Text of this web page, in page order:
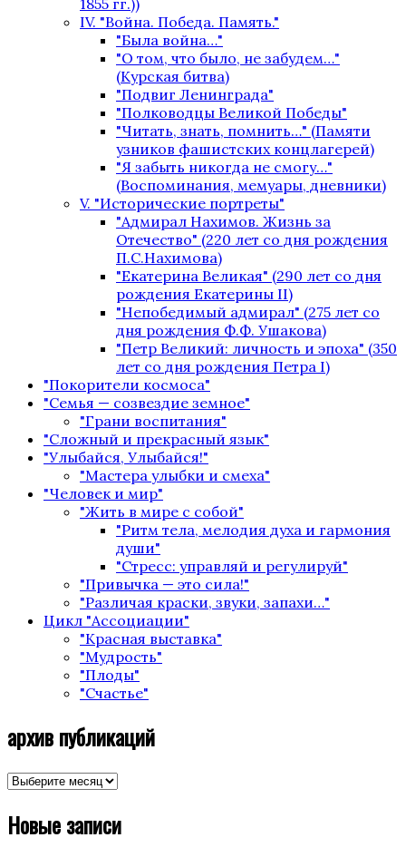
1855 гг.))
IV. "Война. Победа. Память."
"Была война…"
"О том, что было, не забудем…"
(Курская битва)
"Подвиг Ленинграда"
"Полководцы Великой Победы"
"Читать, знать, помнить…" (Памяти
узников фашистских концлагерей)
"Я забыть никогда не смогу…"
(Воспоминания, мемуары, дневники)
V. "Исторические портреты"
"Адмирал Нахимов. Жизнь за
Отечество" (220 лет со дня рождения
П.С.Нахимова)
"Екатерина Великая" (290 лет со дня
рождения Екатерины II)
"Непобедимый адмирал" (275 лет со
дня рождения Ф.Ф. Ушакова)
"Петр Великий: личность и эпоха" (350
лет со дня рождения Петра I)
"Покорители космоса"
"Семья — созвездие земное"
"Грани воспитания"
"Сложный и прекрасный язык"
"Улыбайся, Улыбайся!"
"Мастера улыбки и смеха"
"Человек и мир"
"Жить в мире с собой"
"Ритм тела, мелодия духа и гармония
души"
"Стресс: управляй и регулируй"
"Привычка — это сила!"
"Различая краски, звуки, запахи…"
Цикл "Ассоциации"
"Красная выставка"
"Мудрость"
"Плоды"
"Счастье"
архив публикаций
архив
Новые записи